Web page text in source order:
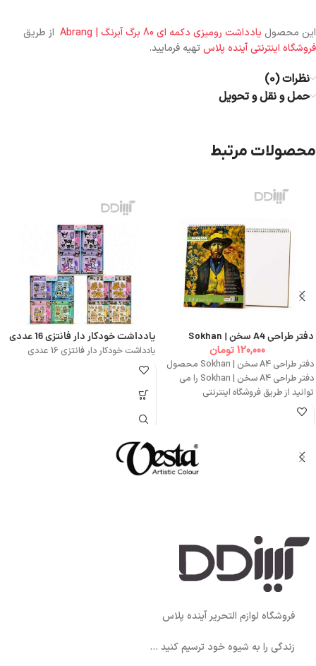
این محصول یادداشت رومیزی دکمه ای 80 برگ آبرنگ | Abrang
از طریق
فروشگاه اینترنتی آینده پلاستهیه فرمایید.
نظرات (0)
حمل و نقل و تحویل
محصولات مرتبط
دفتر طراحی A4 سخن | Sokhan
120,000 تومان
دفتر طراحی A4 سخن | Sokhan محصول
دفتر طراحی A4 سخن | Sokhan را می
توانید از طریق فروشگاه اینترنتی
یادداشت خودکار دار فانتزی 16 عددی
یادداشت خودکار دار فانتزی 16 عددی
فروشگاه لوازم التحریر آینده پلاس
زندگی را به شیوه خود ترسیم کنید ...